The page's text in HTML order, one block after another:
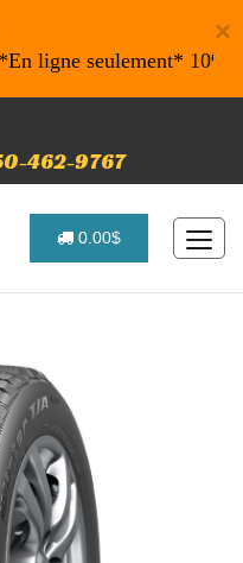
×
ligne seulement* 10% de
462-9767
0.00$